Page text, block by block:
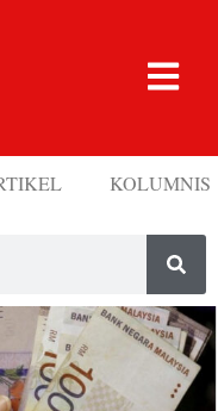
KOLUMNIS